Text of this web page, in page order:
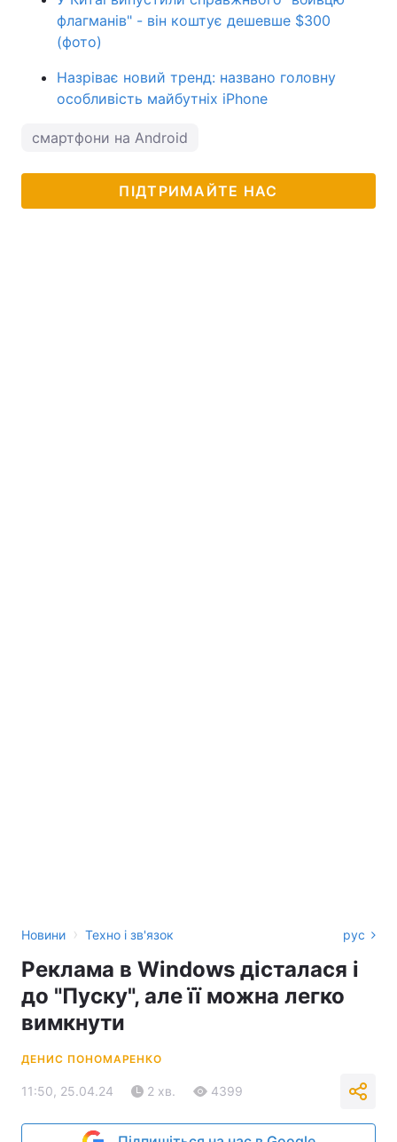
флагманів" - він коштує дешевше $300
(фото)
Назріває новий тренд: названо головну
особливість майбутніх iPhone
смартфони на Android
ПІДТРИМАЙТЕ НАС
Новини › Техно і зв'язок рус
Реклама в Windows дісталася і
до "Пуску", але її можна легко
вимкнути
ДЕНИС ПОНОМАРЕНКО
11:50, 25.04.24 2 хв. 4399